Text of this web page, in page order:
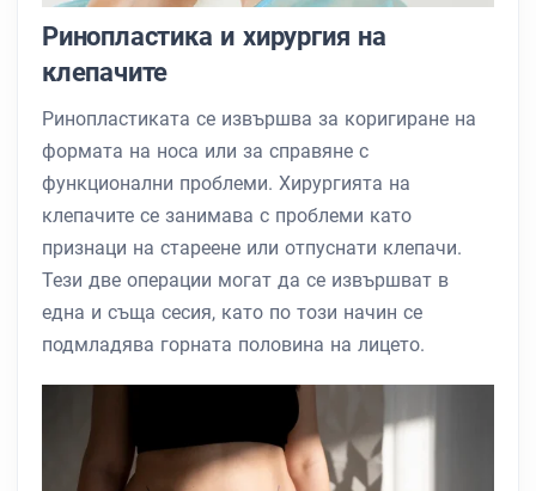
Ринопластика и хирургия на
клепачите
Ринопластиката се извършва за коригиране на
формата на носа или за справяне с
функционални проблеми. Хирургията на
клепачите се занимава с проблеми като
признаци на стареене или отпуснати клепачи.
Тези две операции могат да се извършват в
една и съща сесия, като по този начин се
подмладява горната половина на лицето.